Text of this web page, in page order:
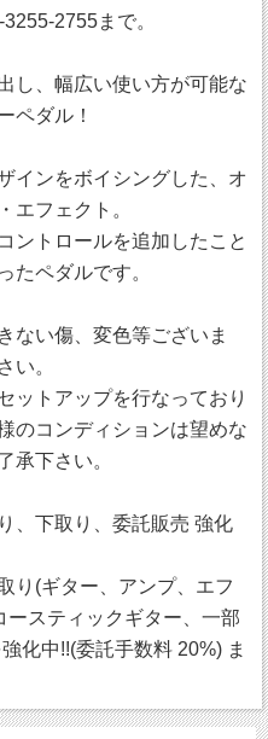
2755まで。
し、幅広い使い方が可能な
ペダル！
インをボイシングした、オ
エフェクト。
ントロールを追加したこと
たペダルです。
ない傷、変色等ございま
い。
ットアップを行なっており
のコンディションは望めな
承下さい。
、下取り、委託販売 強化
り(ギター、アンプ、エフ
ースティックギター、一部
化中!!(委託手数料 20%) ま